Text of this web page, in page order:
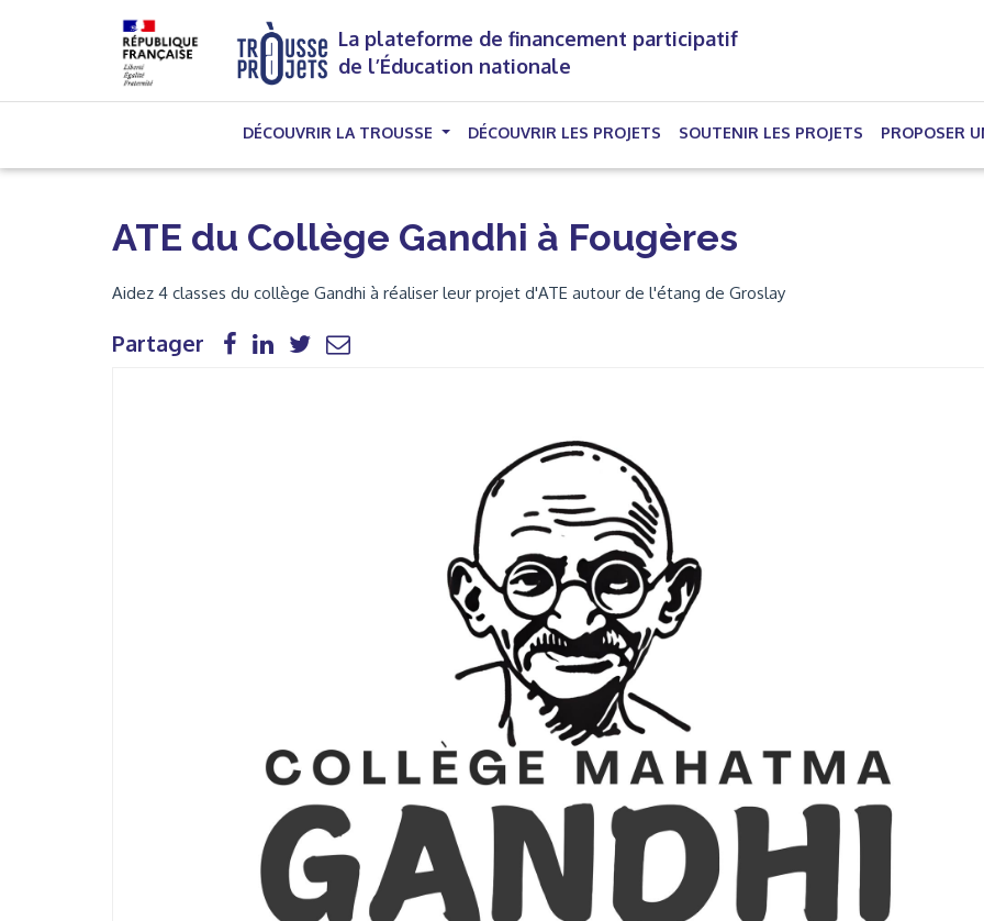
La plateforme de financement participatif
de l’Éducation nationale
DÉCOUVRIR LA TROUSSE DÉCOUVRIR LES PROJETS (CURRENT)
SOUTENIR LES PROJETS PROPOSER
ATE du Collège Gandhi à Fougères
Aidez 4 classes du collège Gandhi à réaliser leur projet d'ATE autour de l'étang de Groslay
Partager